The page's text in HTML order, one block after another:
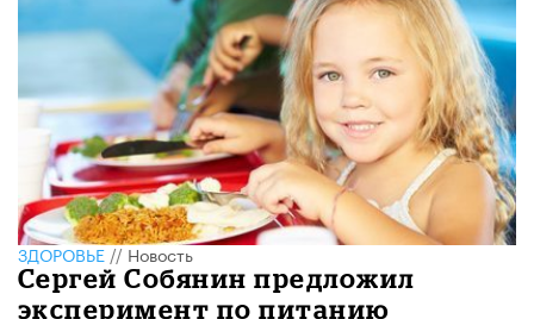
ЗДОРОВЬЕ//Новость
Сергей Собянин предложил
эксперимент по питанию